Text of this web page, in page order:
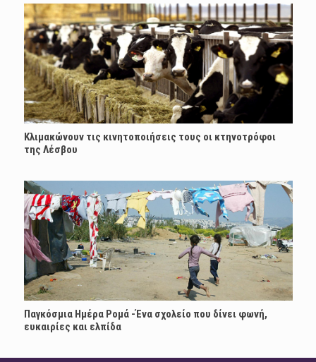
Κλιμακώνουν τις κινητοποιήσεις τους οι κτηνοτρόφοι
της Λέσβου
Παγκόσμια Ημέρα Ρομά -Ένα σχολείο που δίνει φωνή,
ευκαιρίες και ελπίδα